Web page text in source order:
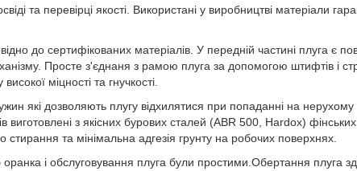
та перевірці якості. Використані у виробництві матеріали
до сертифікованих матеріалів. У передній частині плуга є
Просте з'єднаня з рамою плуга за допомогою штифтів і
міцності та гнучкості.
які дозволяють плугу відхилятися при попаданні на
виготовлені з якісних бурових сталей (ABR 500, Hardox)
стирання та мінімальна адгезія грунту на робочих поверхнях.
і обслуговування плуга були простими.Обертання плуга